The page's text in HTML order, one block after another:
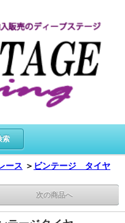
索
ース ＞ ビンテージ タイヤ
次の商品へ